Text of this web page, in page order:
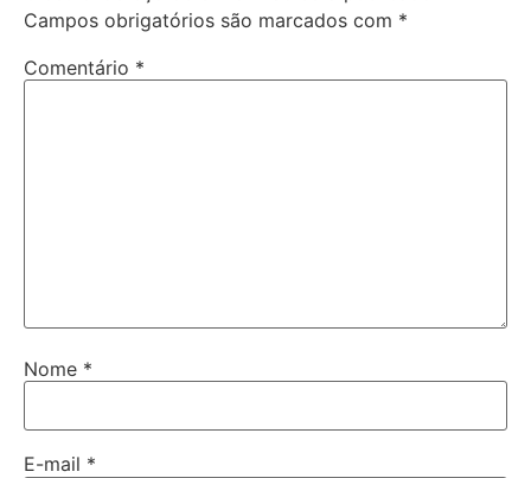
Campos obrigatórios são marcados com *
Comentário *
Nome *
E-mail *